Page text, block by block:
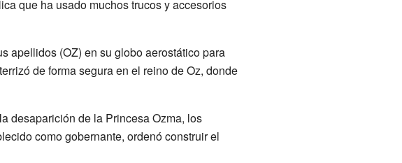
que ha usado muchos trucos y accesorios
apellidos (OZ) en su globo aerostático para
de forma segura en el reino de Oz, donde
desaparición de la Princesa Ozma, los
como gobernante, ordenó construir el